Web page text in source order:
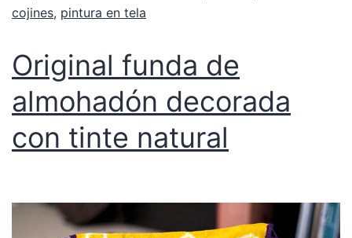
cojines, pintura en tela
Original funda de
almohadón decorada
con tinte natural